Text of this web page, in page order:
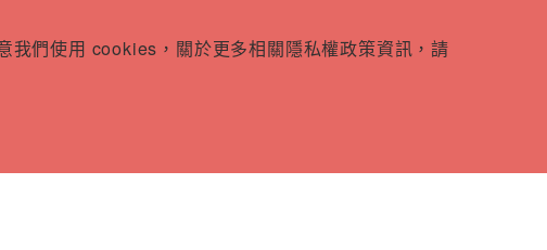
們使用 cookies，關於更多相關隱私權政策資訊，請